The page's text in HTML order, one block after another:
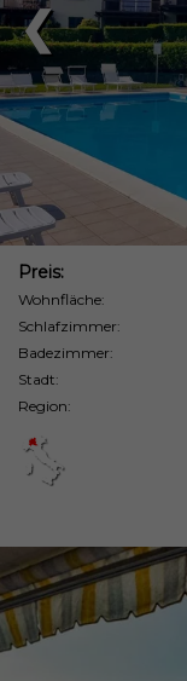
❮
Preis:
Wohnfläche:
Schlafzimmer:
Badezimmer:
Stadt:
Region: